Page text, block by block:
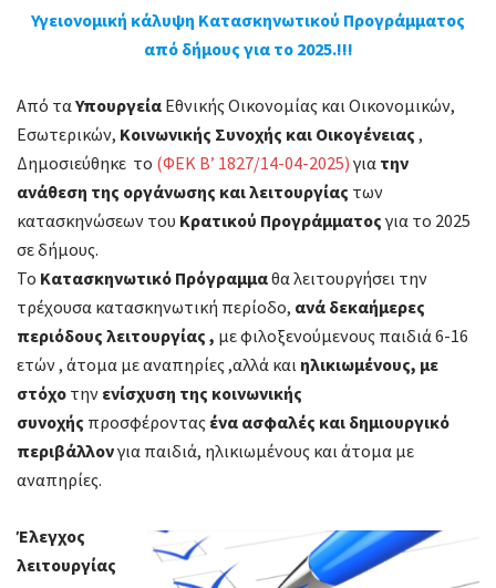
κάλυψη
Κατασκηνωτικού
από
δήμους
για
το
2025.!!!
Υγειονομική κάλυψη Κατασκηνωτικού Προγράμματος
από δήμους για το 2025.!!!
Από τα Υπουργεία Εθνικής Οικονομίας και Οικονομικών,
Εσωτερικών, Κοινωνικής Συνοχής και Οικογένειας ,
Δημοσιεύθηκε το (ΦΕΚ Β’ 1827/14-04-2025)για την
ανάθεση της οργάνωσης και λειτουργίας των
κατασκηνώσεων του Κρατικού Προγράμματοςγια το 2025
σε δήμους.
Το Κατασκηνωτικό Πρόγραμμαθα λειτουργήσει την
τρέχουσα κατασκηνωτική περίοδο, ανά δεκαήμερες
περιόδους λειτουργίας , με φιλοξενούμενους παιδιά 6-16
ετών , άτομα με αναπηρίες ,αλλά και ηλικιωμένους, με
στόχο την ενίσχυση της κοινωνικής
συνοχής προσφέροντας ένα ασφαλές και δημιουργικό
περιβάλλονγια παιδιά, ηλικιωμένους και άτομα με
αναπηρίες.
Έλεγχος
λειτουργίας